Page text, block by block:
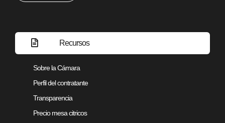
Recursos
Sobre la Cámara
Perfil del contratante
Transparencia
Precio mesa citricos